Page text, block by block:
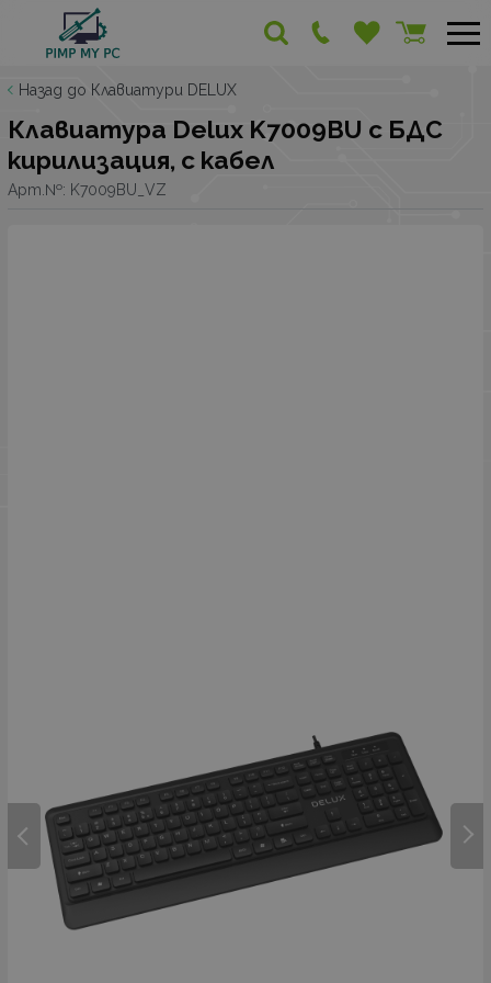
Назад до Клавиатури DELUX
Клавиатура Delux K7009BU с БДС
кирилизация, с кабел
Арт.№: K7009BU_VZ